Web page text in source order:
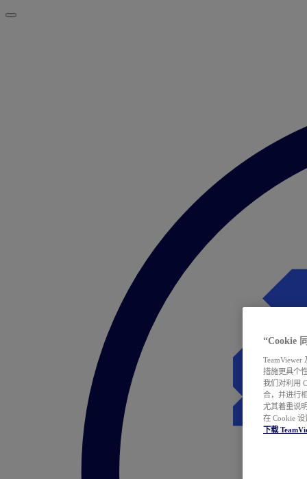
“Cookie
TeamViewer
措施更具个
我们对利用
合，并进行
尤其着重说
在 Cookie
下载